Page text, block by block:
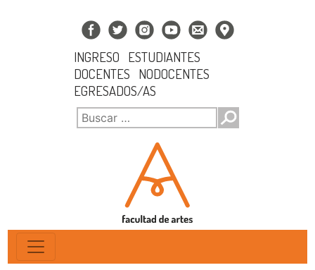
INGRESO
ESTUDIANTES
DOCENTES
NODOCENTES
EGRESADOS/AS